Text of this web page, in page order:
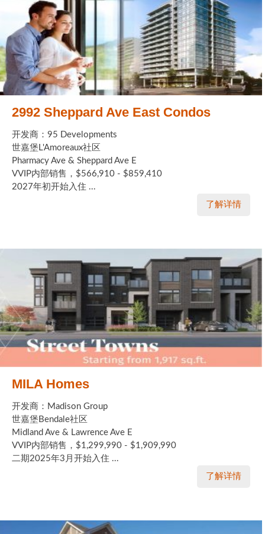
2992 Sheppard Ave East Condos
开发商：95 Developments
世嘉堡L'Amoreaux社区
Pharmacy Ave & Sheppard Ave E
VVIP内部销售，$566,910 - $859,410
2027年初开始入住 ...
了解详情
MILA Homes
开发商：Madison Group
世嘉堡Bendale社区
Midland Ave & Lawrence Ave E
VVIP内部销售，$1,299,990 - $1,909,990
二期2025年3月开始入住 ...
了解详情